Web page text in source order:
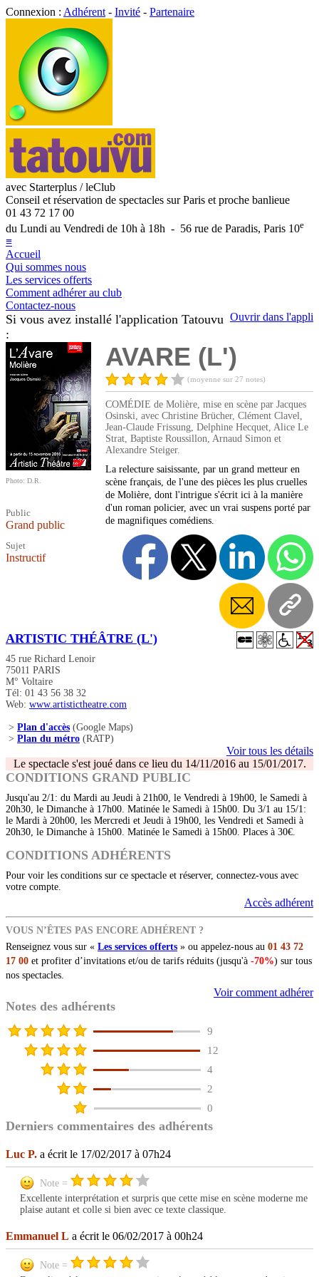
Connexion : Adhérent - Invité - Partenaire
avec Starterplus / leClub
Conseil et réservation de spectacles sur Paris et proche banlieue
01 43 72 17 00
du Lundi au Vendredi de 10h à 18h - 56 rue de Paradis, Paris 10e
≡
Accueil
Qui sommes nous
Les services offerts
Comment adhérer au club
Contactez-nous
Ouvrir dans l'appli
Si vous avez installé l'application Tatouvu
:
Photo: D.R.
Public
Grand public
Sujet
Instructif
AVARE (L')
(moyenne sur 27 notes)
COMÉDIE de Molière, mise en scène par Jacques
Osinski, avec Christine Brücher, Clément Clavel,
Jean-Claude Frissung, Delphine Hecquet, Alice Le
Strat, Baptiste Roussillon, Arnaud Simon et
Alexandre Steiger.
La relecture saisissante, par un grand metteur en
scène français, de l'une des pièces les plus cruelles
de Molière, dont l'intrigue s'écrit ici à la manière
d'un roman policier, avec un vrai suspens porté par
de magnifiques comédiens.
ARTISTIC THÉÂTRE (L')
45 rue Richard Lenoir
75011 PARIS
M° Voltaire
Tél: 01 43 56 38 32
Web: www.artistictheatre.com
> Plan d'accès (Google Maps)
> Plan du métro (RATP)
Voir tous les détails
Le spectacle s'est joué dans ce lieu du 14/11/2016 au 15/01/2017.
CONDITIONS GRAND PUBLIC
Jusqu'au 2/1: du Mardi au Jeudi à 21h00, le Vendredi à 19h00, le Samedi à
20h30, le Dimanche à 17h00. Matinée le Samedi à 15h00. Du 3/1 au 15/1:
le Mardi à 20h00, les Mercredi et Jeudi à 19h00, les Vendredi et Samedi à
20h30, le Dimanche à 15h00. Matinée le Samedi à 15h00. Places à 30€.
CONDITIONS ADHÉRENTS
Pour voir les conditions sur ce spectacle et réserver, connectez-vous avec
votre compte.
Accès adhérent
VOUS N’ÊTES PAS ENCORE ADHÉRENT ?
Renseignez vous sur « Les services offerts » ou appelez-nous au 01 43 72
17 00 et profiter d’invitations et/ou de tarifs réduits (jusqu'à -70%) sur tous
nos spectacles.
Voir comment adhérer
Notes des adhérents
9
12
4
2
0
Derniers commentaires des adhérents
Luc P. a écrit le 17/02/2017 à 07h24
Note =
Excellente interprétation et surpris que cette mise en scène moderne me
plaise autant et colle si bien avec ce texte classique.
Emmanuel L a écrit le 06/02/2017 à 00h24
Note =